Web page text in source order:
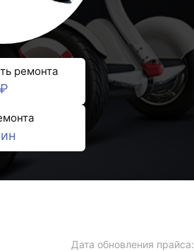
ремонта
Дата обновления прайса: